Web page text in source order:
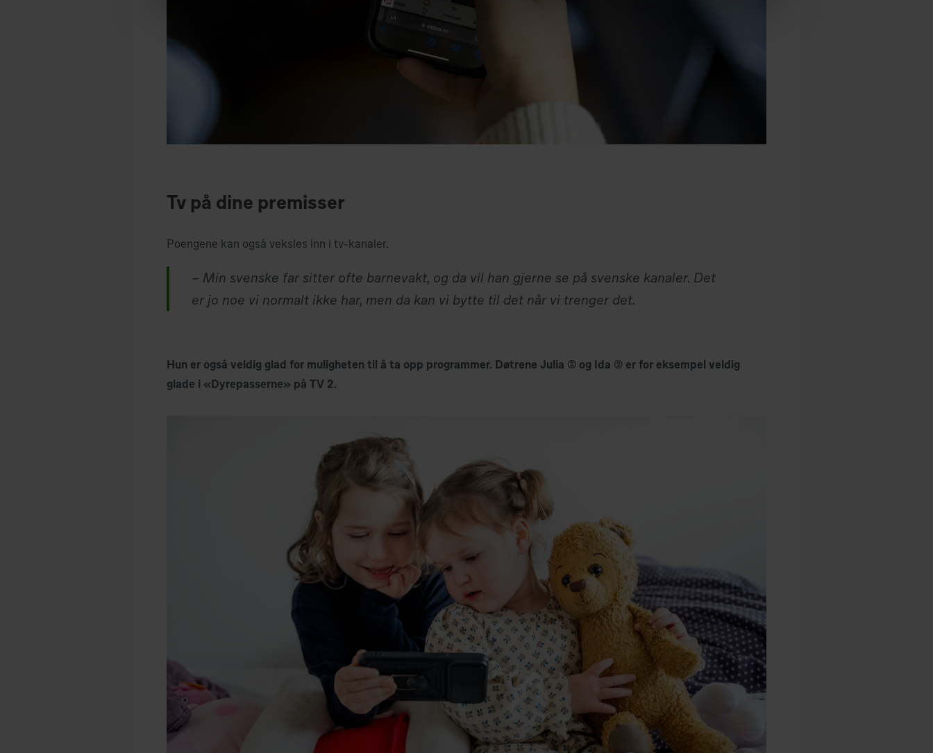
Tv på dine premisser
Poengene kan også veksles inn i tv-kanaler.
– Min svenske far sitter ofte barnevakt, og da vil han gjerne se på svenske kanaler. Det
er jo noe vi normalt ikke har, men da kan vi bytte til det når vi trenger det.
Hun er også veldig glad for muligheten til å ta opp programmer. Døtrene Julia (5) og Ida (2) er for eksempel veldig
glade i «Dyrepasserne» på TV 2.